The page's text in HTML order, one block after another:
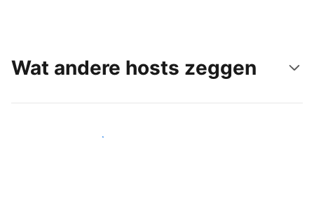
Wat andere hosts zeggen
Word een van onze vele hosts